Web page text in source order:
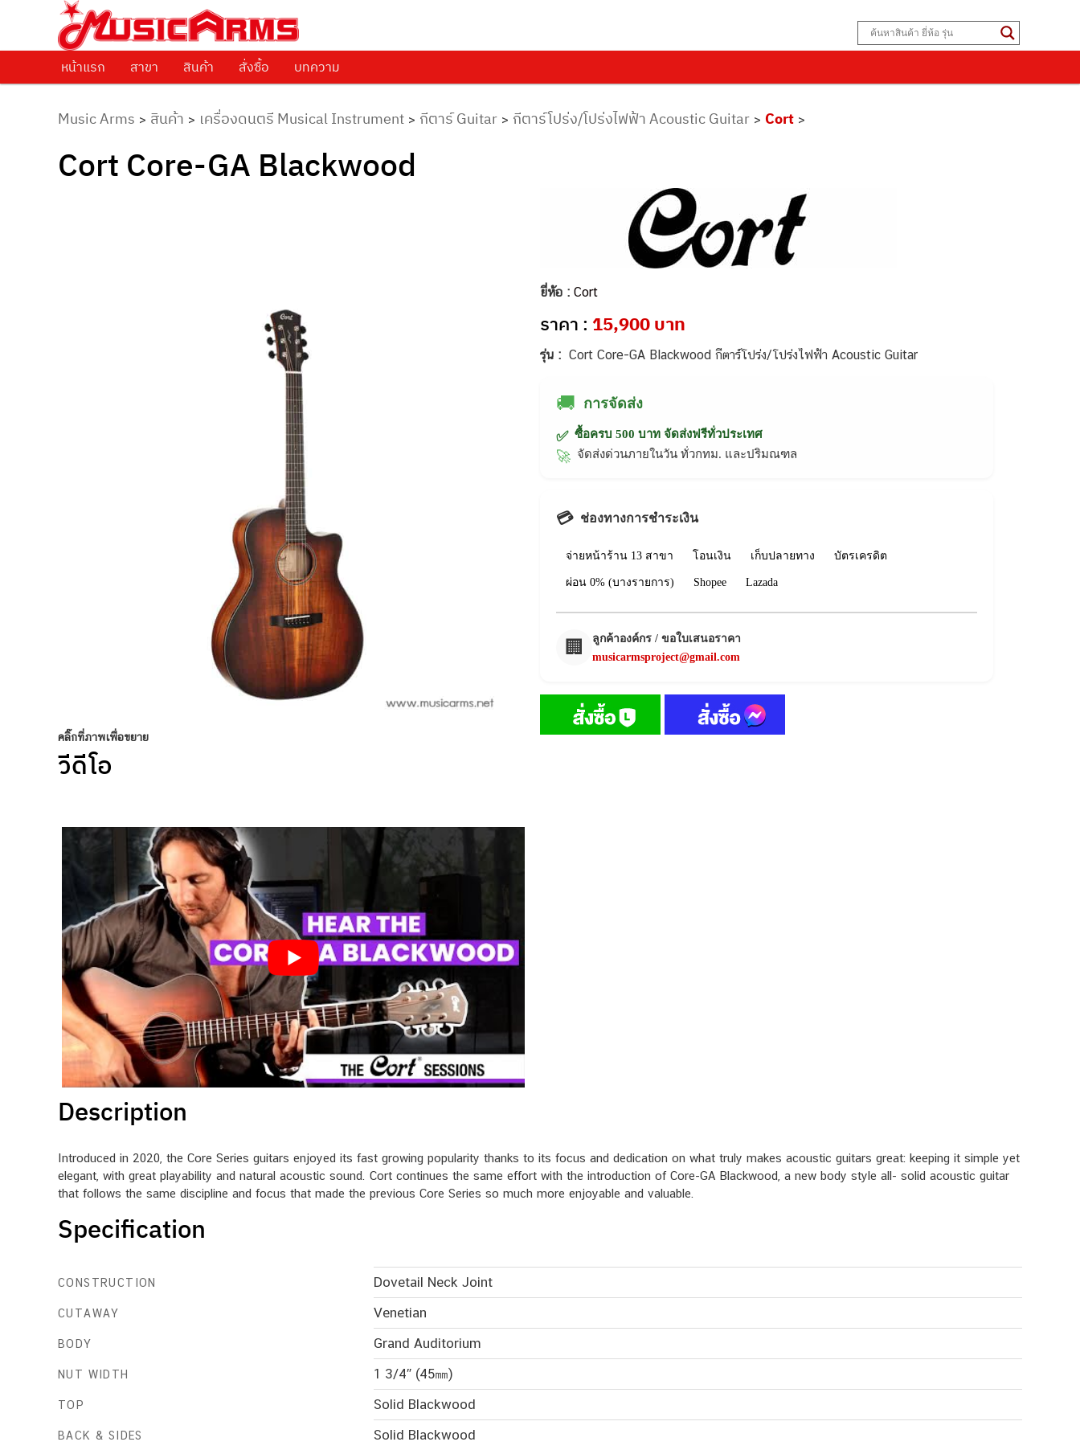
Music Arms
ศูนย์รวมครื่องดนตรีทุกชนิด ตั้งแต่เริ่มต้นถึงมืออาชีพ
Skip to primary content
หน้าแรก สาขา สินค้า สั่งซื้อ บทความ
Music Arms > สินค้า > เครื่องดนตรี Musical Instrument > กีตาร์ Guitar > กีตาร์โปร่ง/โปร่งไฟฟ้า Acoustic Guitar > Cort >
Cort Core-GA Blackwood
คลิ๊กที่ภาพเพื่อขยาย
ยี่ห้อ : Cort
ราคา : 15,900 บาท
รุ่น : Cort Core-GA Blackwood กีตาร์โปร่ง/โปร่งไฟฟ้า Acoustic Guitar
🚚 การจัดส่ง
✅ ซื้อครบ 500 บาท จัดส่งฟรีทั่วประเทศ
🚀 จัดส่งด่วนภายในวัน ทั่วกทม. และปริมณฑล
💳 ช่องทางการชำระเงิน
จ่ายหน้าร้าน 13 สาขา โอนเงิน เก็บปลายทาง บัตรเครดิต
ผ่อน 0% (บางรายการ) Shopee Lazada
🏢
ลูกค้าองค์กร / ขอใบเสนอราคา
musicarmsproject@gmail.com
วีดีโอ
Description
Introduced in 2020, the Core Series guitars enjoyed its fast growing popularity thanks to its focus and dedication on what truly makes acoustic guitars great: keeping it simple yet
elegant, with great playability and natural acoustic sound. Cort continues the same effort with the introduction of Core-GA Blackwood, a new body style all- solid acoustic guitar
that follows the same discipline and focus that made the previous Core Series so much more enjoyable and valuable.
Specification
CONSTRUCTION Dovetail Neck Joint
CUTAWAY Venetian
BODY Grand Auditorium
NUT WIDTH 1 3/4″ (45㎜)
TOP Solid Blackwood
BACK & SIDES Solid Blackwood